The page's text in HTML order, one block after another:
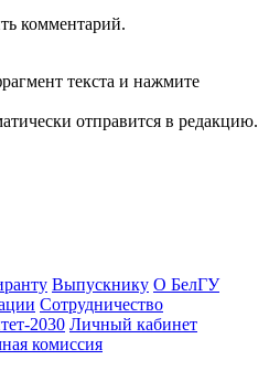
комментарий.
текста и нажмите
отправится в редакцию.
Выпускнику О БелГУ
Сотрудничество
2030 Личный кабинет
комиссия